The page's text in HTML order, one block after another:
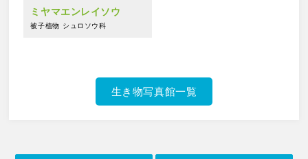
ミヤマエンレイソウ
被子植物 シュロソウ科
生き物写真館一覧